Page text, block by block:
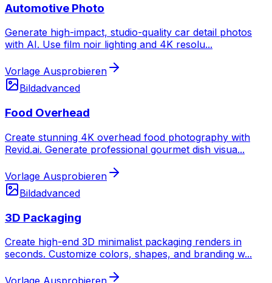
Automotive Photo
Generate high-impact, studio-quality car detail photos
with AI. Use film noir lighting and 4K resolu...
Vorlage Ausprobieren
Bildadvanced
Food Overhead
Create stunning 4K overhead food photography with
Revid.ai. Generate professional gourmet dish visua...
Vorlage Ausprobieren
Bildadvanced
3D Packaging
Create high-end 3D minimalist packaging renders in
seconds. Customize colors, shapes, and branding w...